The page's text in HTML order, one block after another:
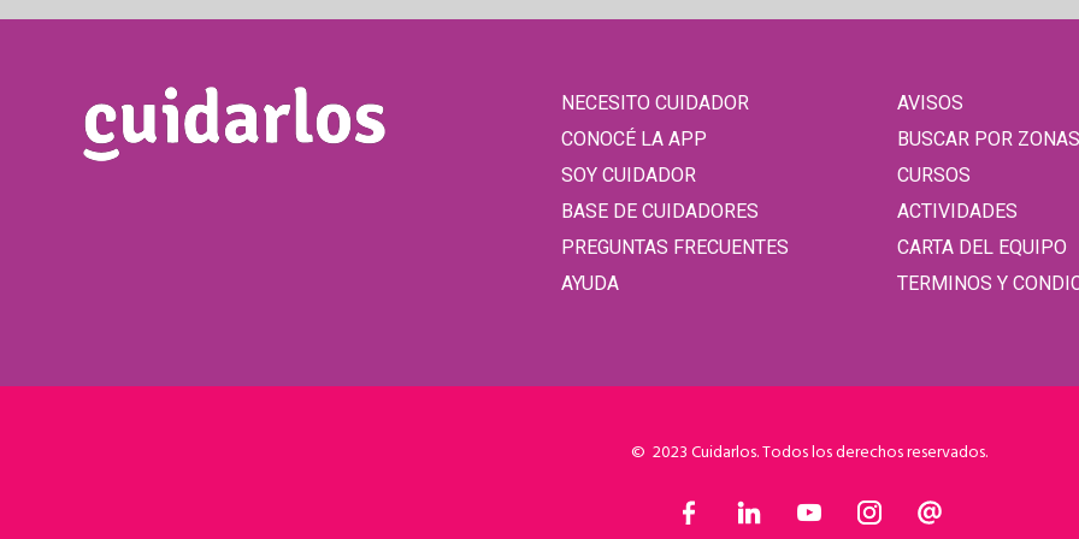
NECESITO CUIDADOR
CONOCÉ LA APP
SOY CUIDADOR
BASE DE CUIDADORES
PREGUNTAS FRECUENTES
AYUDA
AVISOS
BUSCAR POR ZONAS
CURSOS
ACTIVIDADES
CARTA DEL EQUIPO
TERMINOS Y
© 2023 Cuidarlos. Todos los derechos reservados.